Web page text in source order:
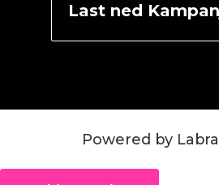
Last ned
Powered by